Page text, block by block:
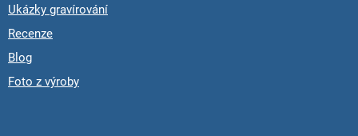
Ukázky gravírování
Recenze
Blog
Foto z výroby